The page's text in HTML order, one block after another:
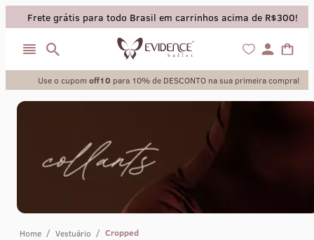
Frete grátis para todo Brasil em carrinhos acima de R$300!
Use o cupom off10 para 10% de DESCONTO na sua primeira compra!
Home / Vestuário / Cropped